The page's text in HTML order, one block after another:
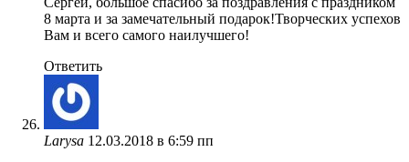
8 марта и за замечательный подарок!Творческих успехов
Вам и всего самого наилучшего!
Ответить
Larysa 12.03.2018 в 6:59 пп